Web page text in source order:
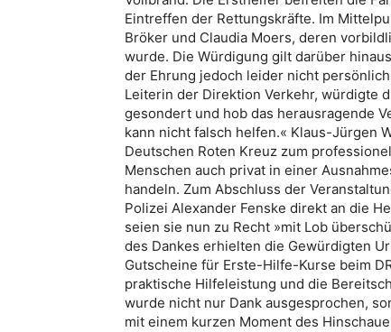
Eintreffen der Rettungskräfte. Im
Bröker und Claudia Moers, deren
wurde. Die Würdigung gilt darüber
der Ehrung jedoch leider nicht
Leiterin der Direktion Verkehr, würdigte
gesondert und hob das herausragende
kann nicht falsch helfen.« Klaus-Jürgen
Deutschen Roten Kreuz zum
Menschen auch privat in einer
handeln. Zum Abschluss der
Polizei Alexander Fenske direkt an die
seien sie nun zu Recht »mit Lob
des Dankes erhielten die Gewürdigten
Gutscheine für Erste-Hilfe-Kurse beim
praktische Hilfeleistung und die
wurde nicht nur Dank ausgesprochen,
mit einem kurzen Moment des